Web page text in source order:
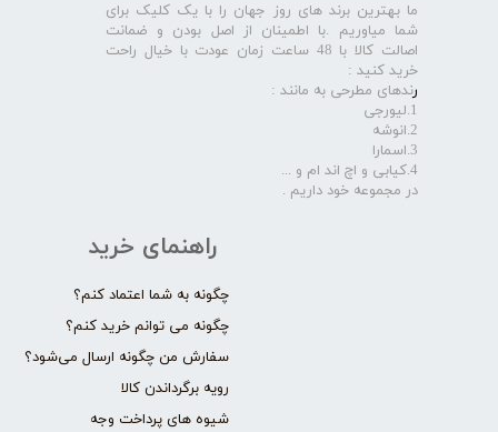
راهنمای خرید
چگونه به شما اعتماد کنم؟
چگونه می توانم خرید کنم؟
سفارش من چگونه ارسال می‌شود؟
رویه برگرداندن کالا
شیوه های پرداخت وجه
ما بهترین برند های روز جهان را با یک کلیک برای
شما میاوریم .با اطمینان از اصل بودن و ضمانت
اصالت کالا با 48 ساعت زمان عودت با خیال راحت
خرید کنید :
رندهای مطرحی به مانند :
1.لیورجی
2.انوشه
3.اسمارا
4.کیابی و اچ اند ام و ...
در مجموعه خود داریم .​​​​​​​